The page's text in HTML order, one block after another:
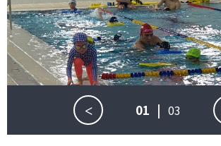
< 01 | 03